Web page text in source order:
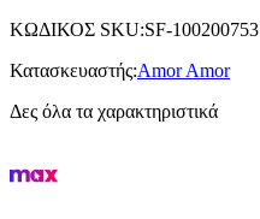
ΚΩΔΙΚΟΣ SKU:SF-100200753
Κατασκευαστής:Amor Amor
Δες όλα τα χαρακτηριστικά